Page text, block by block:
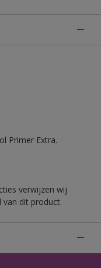
Primer Extra.
verwijzen wij
van dit product.